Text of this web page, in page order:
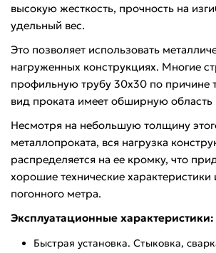
высокую жесткость, прочность на
удельный вес.
Это позволяет использовать
нагруженных конструкциях. Многие
профильную трубу 30х30 по причине
вид проката имеет обширную
Несмотря на небольшую толщину
металлопроката, вся нагрузка
распределяется на ее кромку, что
хорошие технические
погонного метра.
Эксплуатационные характеристики:
Быстрая установка. Стыковка,